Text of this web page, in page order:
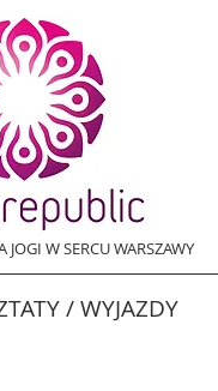
JOGI W SERCU WARSZAWY
/ WYJAZDY